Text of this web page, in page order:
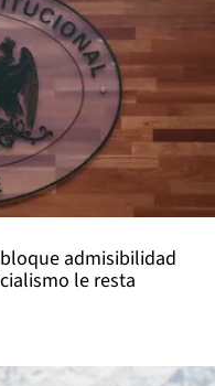
admisibilidad
le resta